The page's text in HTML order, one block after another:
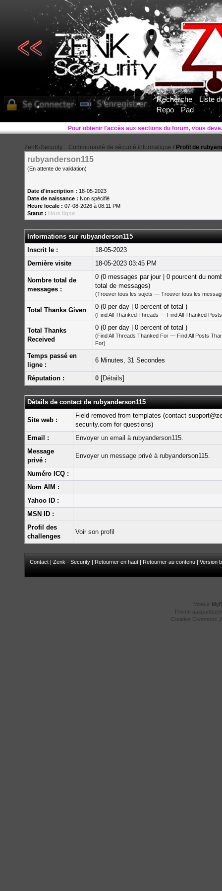
Recherche
Liste
Repo
Pad
ZenK-Security :: Communauté de sécurité informatique / Profil de
rubyanderson115
(En attente de validation)
Date d'inscription : 18-05-2023
Date de naissance : Non spécifié
Heure locale : 07-08-2026 à 08:11 PM
Statut : Hors ligne
Informations sur rubyanderson115
Inscrit le :
18-05-2023
Dernière visite
18-05-2023 03:45 PM
Nombre total de
messages :
0 (0 messages par jour | 0 pourcent du
total de messages)
(Trouver tous les sujets — Trouver tous les
Total Thanks Given 0 (0 per day | 0 percent of total )
(Find All Thanked Threads — Find All Thanked Posts
Total Thanks
Received
0 (0 per day | 0 percent of total )
(Find All Threads Thanked For — Find All Posts
For)
Temps passé en
ligne :
6 Minutes, 31 Secondes
Réputation : 0 [Détails]
Détails de contact de rubyanderson115
Site web :
Field removed from templates (contact
security.com for questions)
Email :
Envoyer un email à rubyanderson115.
Message
privé :
Envoyer un message privé à rubyanderson115.
Numéro ICQ :
Nom AIM :
Yahoo ID :
MSN ID :
Profil des
challenges
Voir son profil
Contact | Zenk - Security | Retourner en haut | Retourner au contenu | Version
Moteur
Theme
Creative Commons